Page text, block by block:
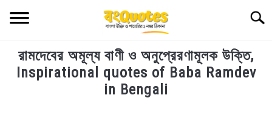
TECHNOLOGY
রামদেবের অমূল্য বাণী ও অনুপ্রেরণামূলক উক্তি,
Inspirational quotes of Baba Ramdev
in Bengali